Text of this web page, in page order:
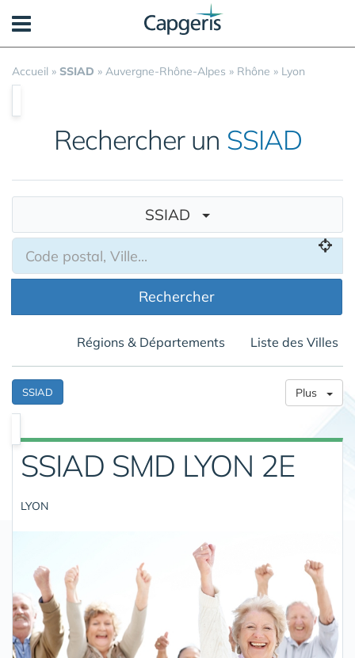
Accueil » SSIAD » Auvergne-Rhône-Alpes » Rhône » Lyon
Rechercher un SSIAD
SSIAD
Rechercher
Régions & Départements Liste des Villes
SSIAD Plus
SSIAD SMD LYON 2E
LYON